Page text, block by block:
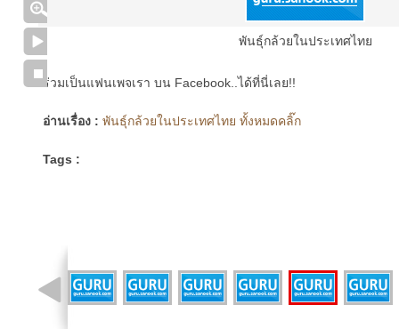
พันธุ์กล้วยในประเทศไทย
ร่วมเป็นแฟนเพจเรา บน Facebook..ได้ที่นี่เลย!!
อ่านเรื่อง : พันธุ์กล้วยในประเทศไทย ทั้งหมดคลิ๊ก
Tags :